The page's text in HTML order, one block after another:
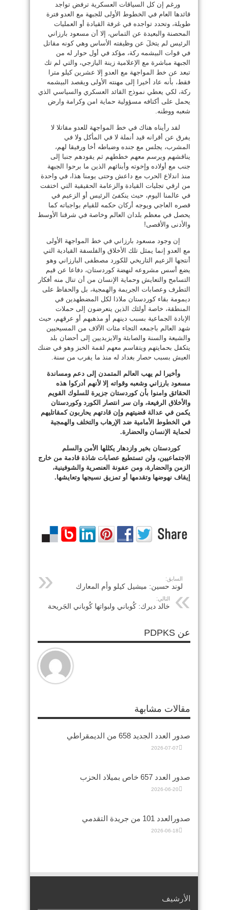
ورغم إن كل السياقات العسكرية ترفض تواجد
قائدها العام في الخطوط الأولى للجبهة مع العدو فترة
طويلة، وتحدد تواجده في غرفة القيادة أو العمليات
المحصنة والبعيدة عن التماس، إلا أن مسعود بارزاني
الرئيس لم يتخلَ عن وظيفته الأساس وهي كونه مقاتل
في قوات البيشمه ركة، مؤكد في أول حوار له من
الجبهة مباشرة مع الإعلامية زينة اليازجي، والتي لم تك
تبعد عن خط المواجهة مع العدو إلا عشرين كيلو مترا
فقط، بأنه عاد أخيرا إلى مهنته الأولى ويقصد البيشمه
ركة، لكي يعطي نموذج القائد العسكري والسياسي الذي
يحمل على أكتافه مسؤولية حماية امن وكرامة وارض
شعبه ووطنه.
لقد رأيناه هناك في خط المواجهة للعدو مقاتلا لا
يفرق عن أقرانه قيد أنملة لا في المأكل ولا في
المشرب، يجلس مع جنده وضباطه أخا ورفيقا لهم،
يناقشهم ويرسم معهم خططهم ثم يقودهم جنبا إلى
جنب مع أولاده وإخوته وأبنائهم الذين ما برحوا الجبهة
منذ اندلاع الحرب مع داعش وحتى يومنا هذا، في واحدة
من ارقي تجليات القيادة والزعامة الحقيقية التي اختفت
في عالمنا اليوم، حيث ينكفئ الرئيس أو الزعيم في
قصره العاجي ويوجه أركان حكمه للقيام بواجباته كما
يحصل في معظم بلدان العالم وخاصة في شرقنا الأوسط
والأدنى والأقصى!
إن وجود مسعود بارزاني في خط المواجهة الأولى
مع العدو إنما يمثل تلك الأخلاق والفلسفة القيادية التي
أنتجها الزعيم التاريخي للكورد مصطفى البارزاني وهو
يضع أسس مشروعه لنهضة كوردستان، دفاعا عن قيم
التسامح والتعايش وحماية الإنسان من أن تنال منه أفكار
التطرف وعصابات الجريمة والهمجية، بل والحفاظ على
ديمومة بقاء كوردستان ملاذا لكل المضطهدين في
المنطقة، خاصة أولئك الذين يتعرضون إلى حملات
الإبادة الجماعية بسبب دينهم أو مذهبهم أو عرقهم، حيث
شهد العالم باجمعه التجاء مئات الآلاف من المسيحيين
والشيعة والسنة والصابئة والايزيديين إلى أحضان بلد
يتكفل بحمايتهم ويتقاسم معهم لقمة الخبز وهو في ضنك
العيش بسبب حصار بغداد له منذ ما يقرب من سنة.
وأخيرا لم يهب العالم المتمدن إلى دعم ومساندة
مسعود بارزاني وشعبه وقواته إلا لأنهم أدركوا هذه
الحقائق وامنوا بأن كوردستان جزيرة للسلوك القويم
والأخلاق الرفيعة، وان سر انتصار الكورد وكوردستان
يكمن في عدالة قضيتهم وإن قادتهم يحاربون كمقاتليهم
في الخطوط الأمامية ضد الإرهاب والتخلف والهمجية
لحماية الإنسان والحضارة.
كوردستان بخير وازدهار يكللها الأمن والسلم
الاجتماعيين، ولن تستطيع عصابات شاذة قادمة من خارج
الزمن والحضارة، ومن عفونة العنصرية والشوفينية،
إيقاف نهوضها وتقدمها أو تمزيق نسيجها وتعايشها.
السابق:
لوند حسين: ميشيل كيلو وأم المعارك
التالي:
خالد ديرك: كُوباني ولبواتها كُوباني الجَريحة
عن PDPKS
مقالات مشابهة
صدور العدد الجديد 658 من الديمقراطي
2026-07-07
صدور العدد 657 خاص بميلاد الحزب
2026-06-20
صدورالعدد 101 من جريدة التقدمي
2026-06-18
الأرشيف